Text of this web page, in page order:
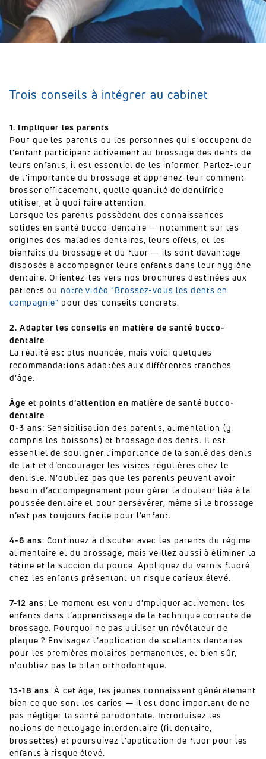
Trois conseils à intégrer au cabinet
1. Impliquer les parents
Pour que les parents ou les personnes qui s'occupent de
l'enfant participent activement au brossage des dents de
leurs enfants, il est essentiel de les informer. Parlez-leur
de l’importance du brossage et apprenez-leur comment
brosser efficacement, quelle quantité de dentifrice
utiliser, et à quoi faire attention.
Lorsque les parents possèdent des connaissances
solides en santé bucco-dentaire — notamment sur les
origines des maladies dentaires, leurs effets, et les
bienfaits du brossage et du fluor — ils sont davantage
disposés à accompagner leurs enfants dans leur hygiène
dentaire. Orientez-les vers nos brochures destinées aux
patients ou notre vidéo "Brossez-vous les dents en
compagnie" pour des conseils concrets.
2. Adapter les conseils en matière de santé bucco-
dentaire
La réalité est plus nuancée, mais voici quelques
recommandations adaptées aux différentes tranches
d’âge.
Âge et points d’attention en matière de santé bucco-
dentaire
0-3 ans: Sensibilisation des parents, alimentation (y
compris les boissons) et brossage des dents. Il est
essentiel de souligner l’importance de la santé des dents
de lait et d’encourager les visites régulières chez le
dentiste. N’oubliez pas que les parents peuvent avoir
besoin d’accompagnement pour gérer la douleur liée à la
poussée dentaire et pour persévérer, même si le brossage
n’est pas toujours facile pour l’enfant.
4-6 ans: Continuez à discuter avec les parents du régime
alimentaire et du brossage, mais veillez aussi à éliminer la
tétine et la succion du pouce. Appliquez du vernis fluoré
chez les enfants présentant un risque carieux élevé.
7-12 ans: Le moment est venu d'mpliquer activement les
enfants dans l’apprentissage de la technique correcte de
brossage. Pourquoi ne pas utiliser un révélateur de
plaque ? Envisagez l’application de scellants dentaires
pour les premières molaires permanentes, et bien sûr,
n'oubliez pas le bilan orthodontique.
13-18 ans: À cet âge, les jeunes connaissent généralement
bien ce que sont les caries — il est donc important de ne
pas négliger la santé parodontale. Introduisez les
notions de nettoyage interdentaire (fil dentaire,
brossettes) et poursuivez l’application de fluor pour les
enfants à risque élevé.